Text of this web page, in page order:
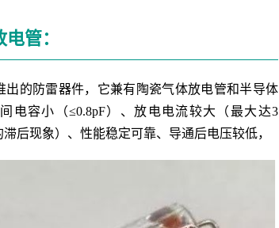
管：
的防雷器件，它兼有陶瓷气体放电管和半导体
电容小（≤0.8pF）、放电电流较大（最大达3
后现象）、性能稳定可靠、导通后电压较低，